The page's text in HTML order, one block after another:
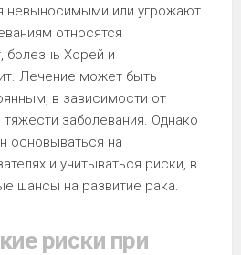
невыносимыми или угрожают
относятся
болезнь Хорей и
Лечение может быть
в зависимости от
тяжести заболевания. Однако
основываться на
и учитываться риски, в
шансы на развитие рака.
риски при